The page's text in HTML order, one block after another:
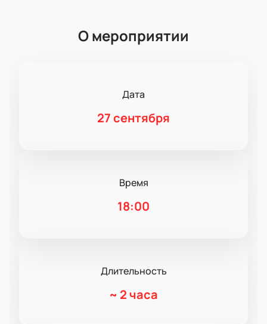
О мероприятии
Дата
27 сентября
Время
18:00
Длительность
~ 2 часа